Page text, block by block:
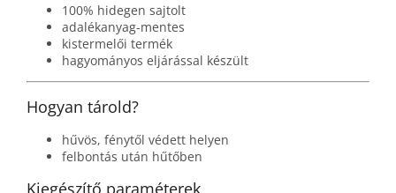
100% hidegen sajtolt
adalékanyag-mentes
kistermelői termék
hagyományos eljárással készült
Hogyan tárold?
hűvös, fénytől védett helyen
felbontás után hűtőben
Kiegészítő paraméterek